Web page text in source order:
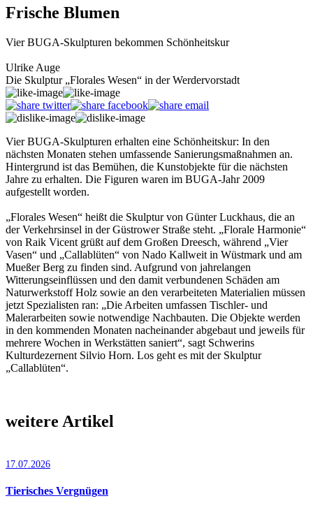
Frische Blumen
Vier BUGA-Skulpturen bekommen Schönheitskur
Ulrike Auge
Die Skulptur „Florales Wesen“ in der Werdervorstadt
Vier BUGA-Skulpturen erhalten eine Schönheitskur: In den
nächsten Monaten stehen umfassende Sanierungsmaßnahmen an.
Hintergrund ist das Bemühen, die Kunstobjekte für die nächsten
Jahre zu erhalten. Die Figuren waren im BUGA-Jahr 2009
aufgestellt worden.
„Florales Wesen“ heißt die Skulptur von Günter Luckhaus, die an
der Verkehrsinsel in der Güstrower Straße steht. „Florale Harmonie“
von Raik Vicent grüßt auf dem Großen Dreesch, während „Vier
Vasen“ und „Callablüten“ von Nado Kallweit in Wüstmark und am
Mueßer Berg zu finden sind. Aufgrund von jahrelangen
Witterungseinflüssen und den damit verbundenen Schäden am
Naturwerkstoff Holz sowie an den verarbeiteten Materialien müssen
jetzt Spezialisten ran: „Die Arbeiten umfassen Tischler- und
Malerarbeiten sowie notwendige Nachbauten. Die Objekte werden
in den kommenden Monaten nacheinander abgebaut und jeweils für
mehrere Wochen in Werkstätten saniert“, sagt Schwerins
Kulturdezernent Silvio Horn. Los geht es mit der Skulptur
„Callablüten“.
weitere Artikel
17.07.2026
Tierisches Vergnügen